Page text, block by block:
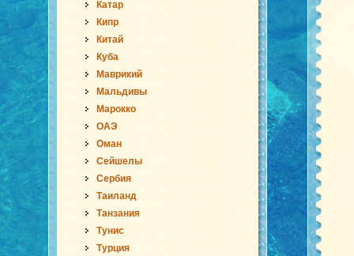
Катар
Кипр
Китай
Куба
Маврикий
Мальдивы
Марокко
ОАЭ
Оман
Сейшелы
Сербия
Таиланд
Танзания
Тунис
Турция